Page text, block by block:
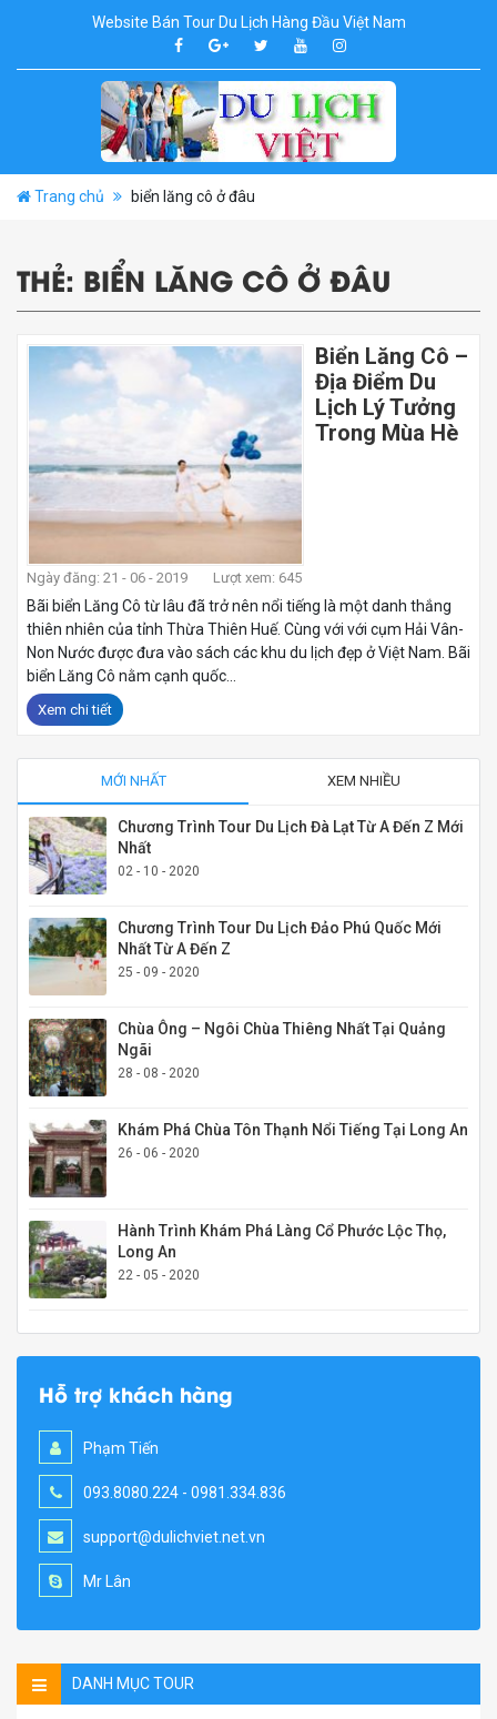
Website Bán Tour Du Lịch Hàng Đầu Việt Nam
Trang chủ biển lăng cô ở đâu
THẺ: BIỂN LĂNG CÔ Ở ĐÂU
Biển Lăng Cô –
Địa Điểm Du
Lịch Lý Tưởng
Trong Mùa Hè
Ngày đăng: 21 - 06 - 2019 Lượt xem: 645
Bãi biển Lăng Cô từ lâu đã trở nên nổi tiếng là một danh thắng
thiên nhiên của tỉnh Thừa Thiên Huế. Cùng với với cụm Hải Vân-
Non Nước được đưa vào sách các khu du lịch đẹp ở Việt Nam. Bãi
biển Lăng Cô nằm cạnh quốc...
Xem chi tiết
MỚI NHẤT XEM NHIỀU
Chương Trình Tour Du Lịch Đà Lạt Từ A Đến Z Mới
Nhất
02 - 10 - 2020
Chương Trình Tour Du Lịch Đảo Phú Quốc Mới
Nhất Từ A Đến Z
25 - 09 - 2020
Chùa Ông – Ngôi Chùa Thiêng Nhất Tại Quảng
Ngãi
28 - 08 - 2020
Khám Phá Chùa Tôn Thạnh Nổi Tiếng Tại Long An
26 - 06 - 2020
Hành Trình Khám Phá Làng Cổ Phước Lộc Thọ,
Long An
22 - 05 - 2020
Hỗ trợ khách hàng
Phạm Tiến
093.8080.224 - 0981.334.836
support@dulichviet.net.vn
Mr Lân
DANH MỤC TOUR